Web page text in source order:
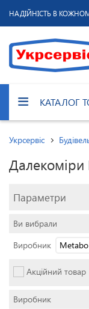
НАДІЙНІСТЬ В
КАТАЛОГ
Укрсервіс
Параметри
Ви вибрали
Виробник
Metabo
Акційний товар
Виробник